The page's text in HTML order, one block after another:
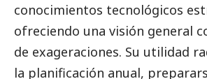
conocimientos tecnológicos
ofreciendo una visión general
de exageraciones. Su utilidad
la planificación anual,